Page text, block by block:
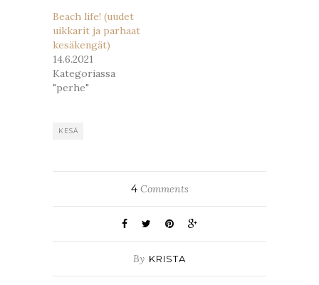
Beach life! (uudet
uikkarit ja parhaat
kesäkengät)
14.6.2021
Kategoriassa
"perhe"
KESÄ
4Comments
By KRISTA